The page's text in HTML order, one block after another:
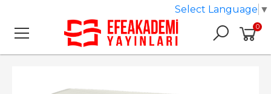
0
Select Language ▼